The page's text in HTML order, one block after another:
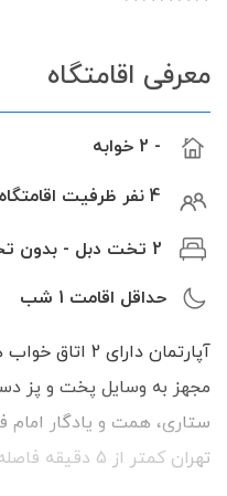
معرفی اقامتگاه
- 2 خوابه
4 نفر ظرفیت اقامتگاه
2 تخت دبل - بدون تخت سینگل
حداقل اقامت 1 شب
مجهز به وسایل پخت و پز
ستاری، همت و یادگار امام
تهران کمتر از 5